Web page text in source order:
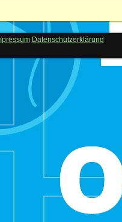
Datenschutzerklärung